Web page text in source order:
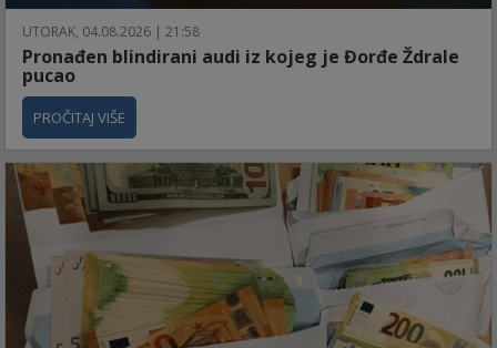
UTORAK, 04.08.2026 | 21:58
Pronađen blindirani audi iz kojeg je Đorđe Ždrale
pucao
PROČITAJ VIŠE